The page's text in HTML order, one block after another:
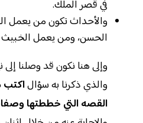
في قصر الملك.
والأحداث تكون من يعمل
الحسن، ومن يعمل الخبيث
وإلى هنا نكون قد وصلنا إلى
والذي ذكرنا به سؤال
القصه التي خططتها